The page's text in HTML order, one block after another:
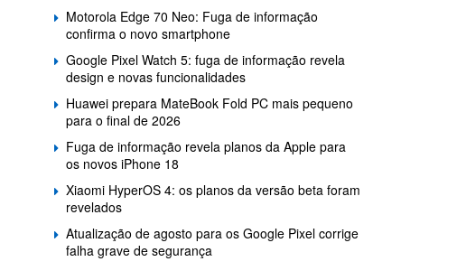
Motorola Edge 70 Neo: Fuga de informação
confirma o novo smartphone
Google Pixel Watch 5: fuga de informação revela
design e novas funcionalidades
Huawei prepara MateBook Fold PC mais pequeno
para o final de 2026
Fuga de informação revela planos da Apple para
os novos iPhone 18
Xiaomi HyperOS 4: os planos da versão beta foram
revelados
Atualização de agosto para os Google Pixel corrige
falha grave de segurança